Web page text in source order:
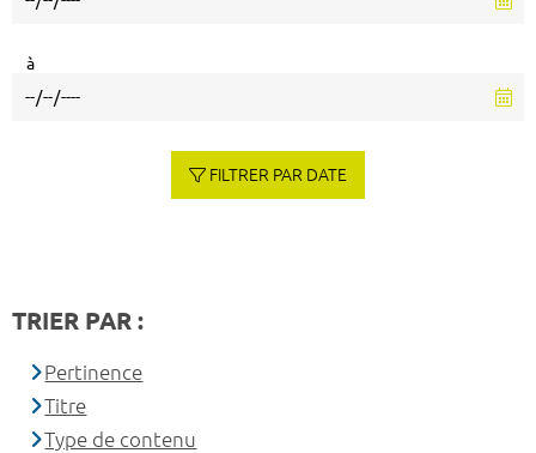
à
FILTRER PAR DATE
TRIER PAR :
Pertinence
Titre
Type de contenu